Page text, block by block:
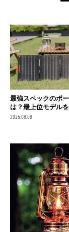
最強スペックのポ
は？最上位モデル
2026.08.08